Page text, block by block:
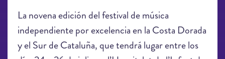
La novena edición del festival de música
independiente por excelencia en la Costa Dorada
y el Sur de Cataluña, que tendrá lugar entre los